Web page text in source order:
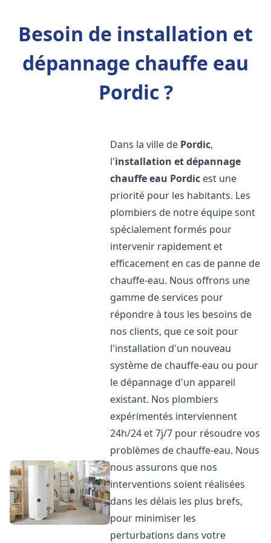
Besoin de installation et
dépannage chauffe eau
Pordic ?
Dans la ville de Pordic,
l'installation et dépannage
chauffe eau Pordic est une
priorité pour les habitants. Les
plombiers de notre équipe sont
spécialement formés pour
intervenir rapidement et
efficacement en cas de panne de
chauffe-eau. Nous offrons une
gamme de services pour
répondre à tous les besoins de
nos clients, que ce soit pour
l'installation d'un nouveau
système de chauffe-eau ou pour
le dépannage d'un appareil
existant. Nos plombiers
expérimentés interviennent
24h/24 et 7j/7 pour résoudre vos
problèmes de chauffe-eau. Nous
nous assurons que nos
interventions soient réalisées
dans les délais les plus brefs,
pour minimiser les
perturbations dans votre